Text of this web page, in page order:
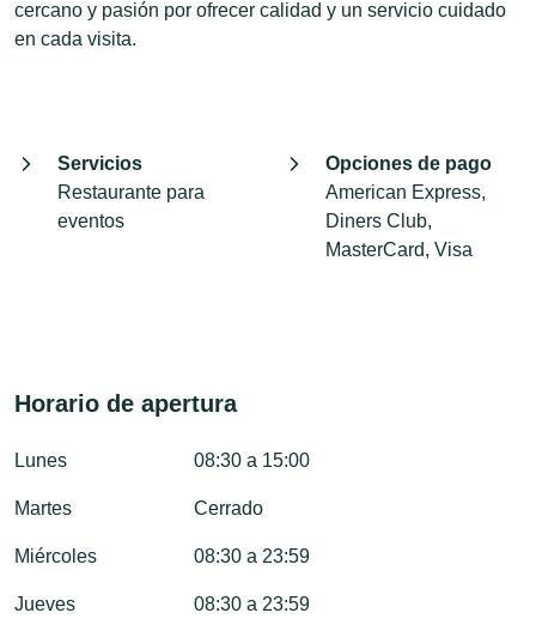
cercano y pasión por ofrecer calidad y un servicio cuidado
en cada visita.
Servicios
Restaurante para
eventos
Opciones de pago
American Express,
Diners Club,
MasterCard, Visa
Horario de apertura
Lunes 08:30 a 15:00
Martes Cerrado
Miércoles 08:30 a 23:59
Jueves 08:30 a 23:59